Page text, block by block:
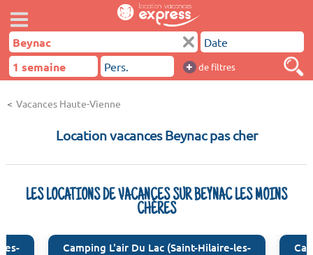
+ de filtres
Vacances Haute-Vienne
Location vacances Beynac pas cher
LES LOCATIONS DE VACANCES SUR BEYNAC LES MOINS
CHÈRES
Camping L'air Du Lac (Saint-Hilaire-les-